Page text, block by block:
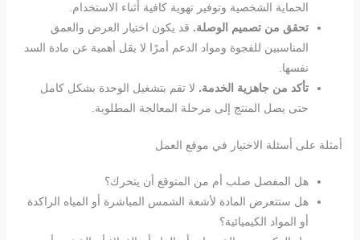
الحماية الشخصية وتوفير تهوية كافية أثناء الاستخدام.
تحقق من تصميم الوصلة. قد يكون اختيار العرض والعمق
المناسبين للفجوة ومواد الدعم أمرًا لا يقل أهمية عن مادة السد
نفسها.
تأكد من جاهزية الخدمة. لا تقم بتشغيل الوحدة بشكل كامل
حتى يصل المنتج إلى مرحلة المعالجة المطلوبة.
أمثلة على أسئلة الاختيار في موقع العمل
هل المفصل صلب أم من المتوقع أن يتحرك؟
هل ستتعرض المادة لأشعة الشمس المباشرة أو المياه الراكدة
أو المواد الكيميائية؟